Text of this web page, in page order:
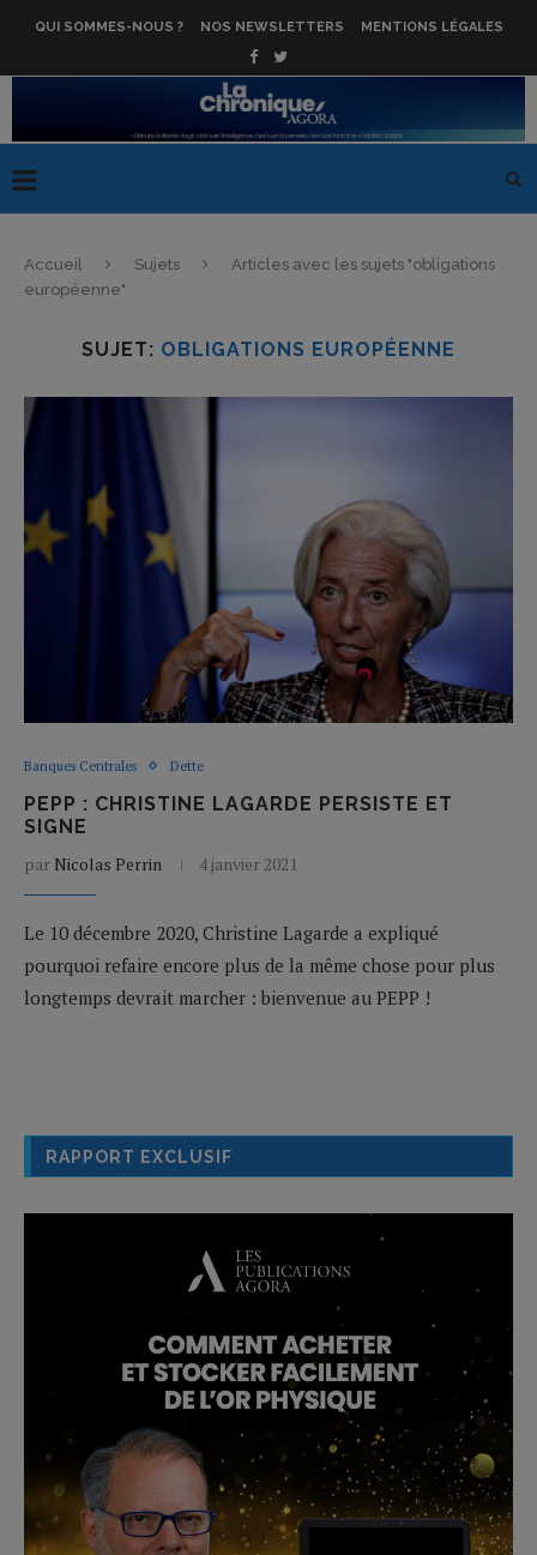
QUI SOMMES-NOUS ? NOS NEWSLETTERS MENTIONS LÉGALES
Accueil Sujets
Articles avec les sujets "obligations
européenne"
SUJET: OBLIGATIONS EUROPÉENNE
Banques Centrales Dette
PEPP : CHRISTINE LAGARDE PERSISTE ET
SIGNE
par Nicolas Perrin 4 janvier 2021
Le 10 décembre 2020, Christine Lagarde a expliqué
pourquoi refaire encore plus de la même chose pour plus
longtemps devrait marcher : bienvenue au PEPP !
RAPPORT EXCLUSIF